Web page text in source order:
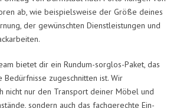
ab, wie beispielsweise der Größe deines
der gewünschten Dienstleistungen und
bietet dir ein Rundum-sorglos-Paket, das
zugeschnitten ist. Wir
nicht nur den Transport deiner Möbel und
sondern auch das fachgerechte Ein-